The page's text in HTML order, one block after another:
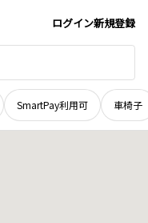
ログイン新規登録
SmartPay利用可 車椅子